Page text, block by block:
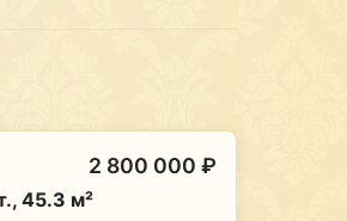
2 800 000 ₽
45.3 м²